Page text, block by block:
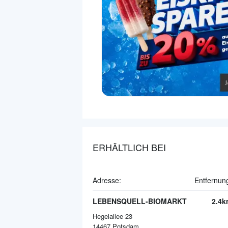
ERHÄLTLICH BEI
Adresse:
LEBENSQUELL-BIOMARKT
Hegelallee 23